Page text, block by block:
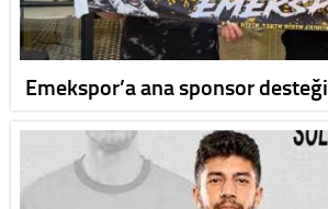
Emekspor’a ana sponsor desteği